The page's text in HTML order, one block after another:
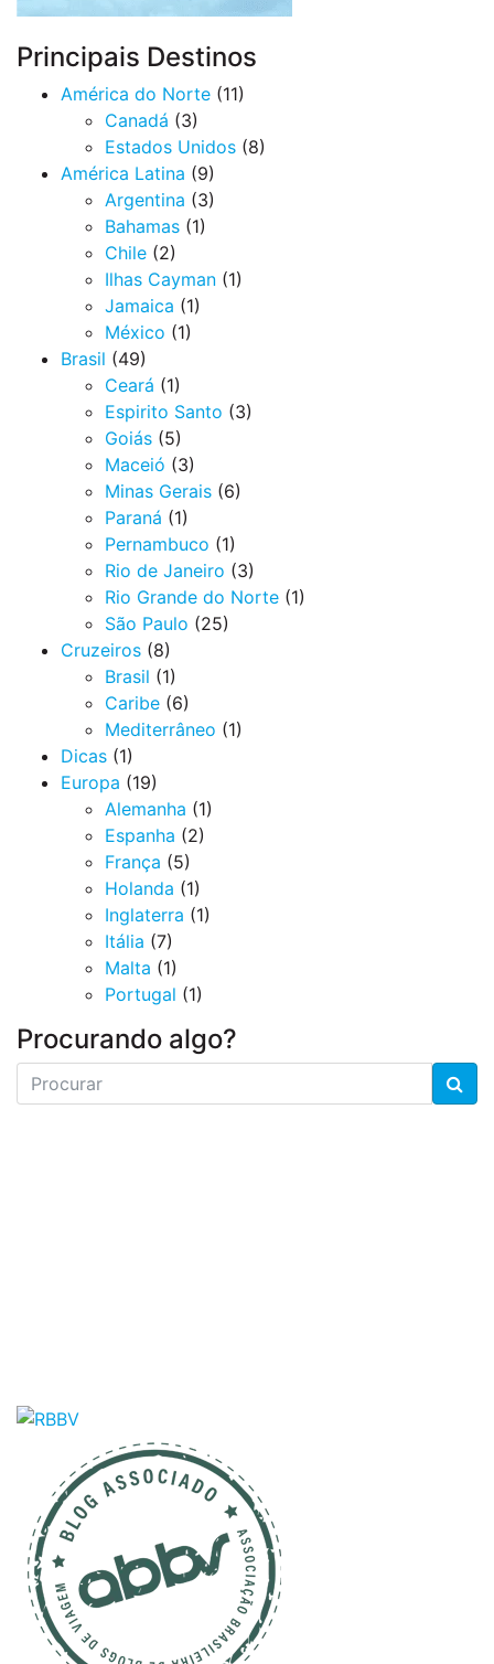
Principais Destinos
América do Norte (11)
Canadá (3)
Estados Unidos (8)
América Latina (9)
Argentina (3)
Bahamas (1)
Chile (2)
Ilhas Cayman (1)
Jamaica (1)
México (1)
Brasil (49)
Ceará (1)
Espirito Santo (3)
Goiás (5)
Maceió (3)
Minas Gerais (6)
Paraná (1)
Pernambuco (1)
Rio de Janeiro (3)
Rio Grande do Norte (1)
São Paulo (25)
Cruzeiros (8)
Brasil (1)
Caribe (6)
Mediterrâneo (1)
Dicas (1)
Europa (19)
Alemanha (1)
Espanha (2)
França (5)
Holanda (1)
Inglaterra (1)
Itália (7)
Malta (1)
Portugal (1)
Procurando algo?